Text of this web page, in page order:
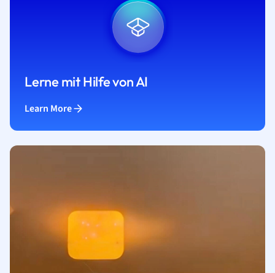
Lerne mit Hilfe von AI
Learn More